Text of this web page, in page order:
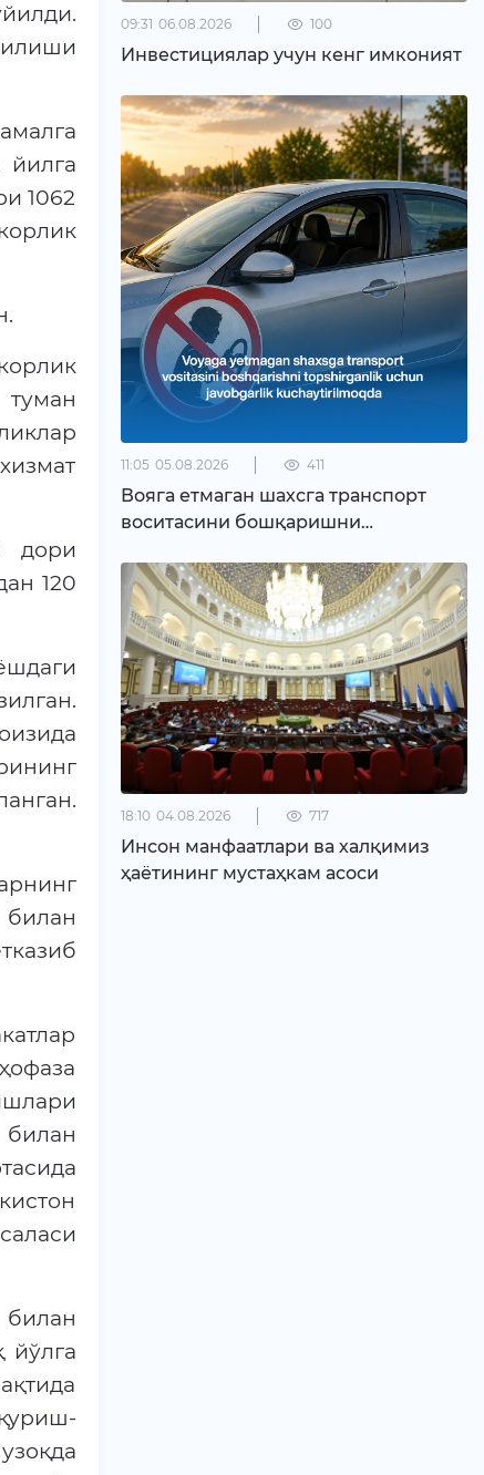
1062
дори
120
йўлга
09:31 06.08.2026 100
Инвестициялар учун кенг имконият
11:05 05.08.2026 411
Вояга етмаган шахсга транспорт
воситасини бошқаришни
кучайтирилмоқда
18:10 04.08.2026 717
Инсон манфаатлари ва халқимиз
ҳаётининг мустаҳкам асоси